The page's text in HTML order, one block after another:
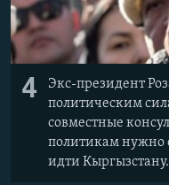
4
Экс-президент
политическим
совместные
политикам нужно
идти Кыргызстану.